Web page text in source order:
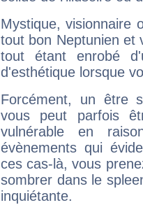
Mystique, visionnaire
tout bon Neptunien et
tout étant enrobé
d'esthétique lorsque
Forcément, un être
vous peut parfois
vulnérable en
évènements qui
ces cas-là, vous
sombrer dans le
inquiétante.